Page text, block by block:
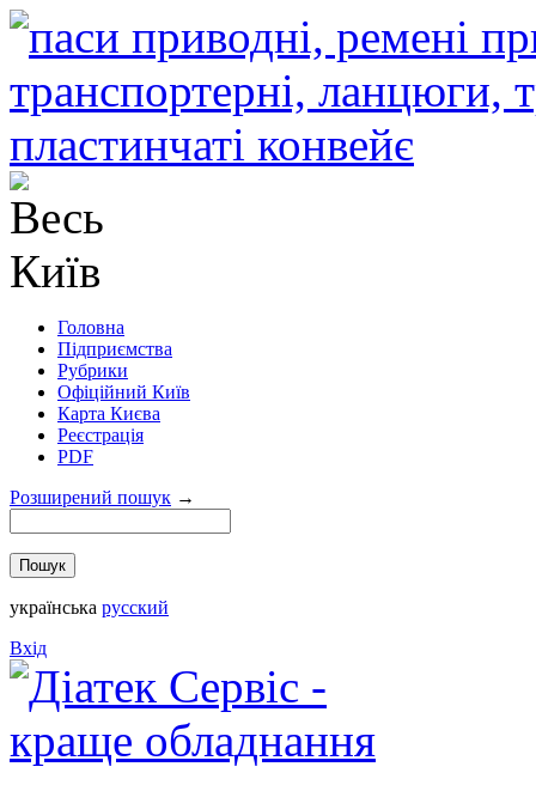
Головна
Підприємства
Рубрики
Офіційний Київ
Карта Києва
Реєстрація
PDF
Розширений пошук →
українська русский
Вхід